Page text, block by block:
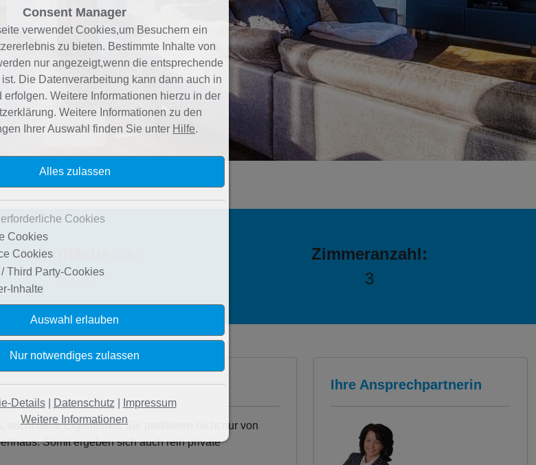
Startbild
Wohnfläche ca.:
81 m²
Zimmeranzahl:
3
neue Eigentümer. Sie profitieren nicht nur von
Somit ergeben sich auch rein private
Ihre Ansprechpartnerin
Consent Manager
verwendet Cookies,um Besuchern ein
zu bieten. Bestimmte Inhalte von
nur angezeigt,wenn die entsprechende
Die Datenverarbeitung kann dann auch in
erfolgen. Weitere Informationen hierzu in der
Weitere Informationen zu den
Ihrer Auswahl finden Sie unter Hilfe.
Cookies
Cookies
Cookies
Third Party-Cookies
Inhalte
Details| Datenschutz
Impressum
Weitere Informationen
Consent Manager
HILFE
Um fortfahren zu können,müssen Sie eine Cookie-
treffen. Nachfolgend erhalten Sie eine Erläuterung
verschiedenen Optionen und ihrer Bedeutung.
Alles zulassen:
Jedes Cookie wie z.B. Tracking- und Analytische-
Nur notwendiges zulassen:
Es werden nur die technisch notwendigen
zurück